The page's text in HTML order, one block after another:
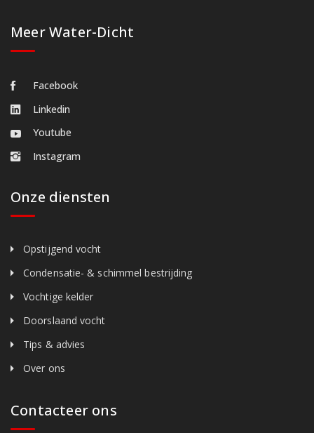
Meer Water-Dicht
Facebook
Linkedin
Youtube
Instagram
Onze diensten
Opstijgend vocht
Condensatie- & schimmel bestrijding
Vochtige kelder
Doorslaand vocht
Tips & advies
Over ons
Contacteer ons